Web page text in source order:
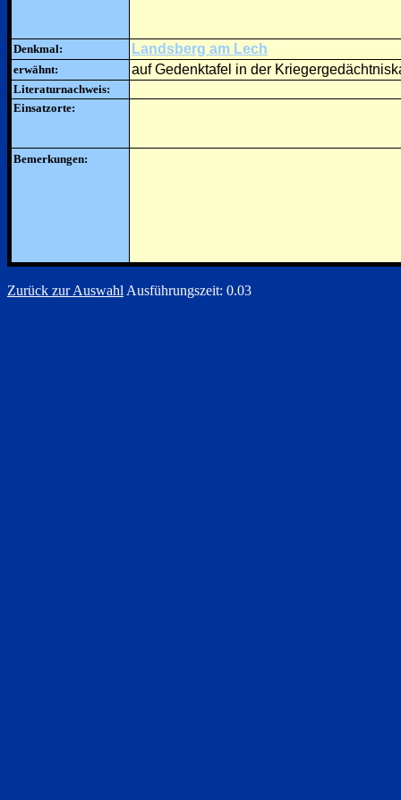
Denkmal: Landsberg am Lech
erwähnt: auf Gedenktafel in der
Literaturnachweis:
Einsatzorte:
Bemerkungen:
Zurück zur Auswahl Ausführungszeit: 0.03